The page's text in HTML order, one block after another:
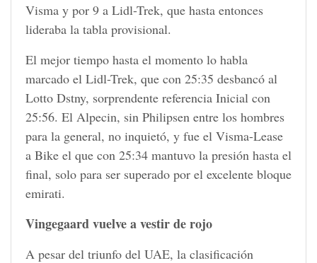
Visma y por 9 a Lidl-Trek, que hasta entonces
lideraba la tabla provisional.
El mejor tiempo hasta el momento lo habla
marcado el Lidl-Trek, que con 25:35 desbancó al
Lotto Dstny, sorprendente referencia Inicial con
25:56. El Alpecin, sin Philipsen entre los hombres
para la general, no inquietó, y fue el Visma-Lease
a Bike el que con 25:34 mantuvo la presión hasta el
final, solo para ser superado por el excelente bloque
emirati.
Vingegaard vuelve a vestir de rojo
A pesar del triunfo del UAE, la clasificación